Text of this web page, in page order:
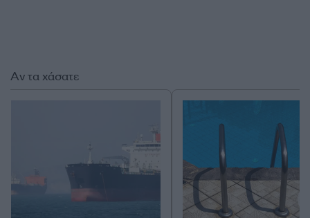
Αν τα χάσατε